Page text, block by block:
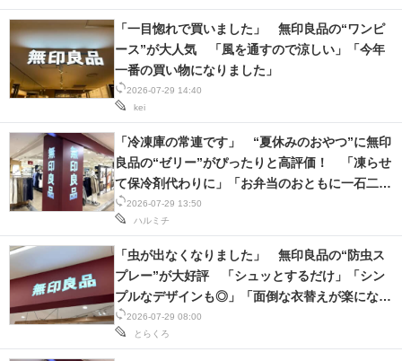
2026-07-29 14:40
kei
「一目惚れで買いました」 無印良品の“ワンピ
ース”が大人気 「風を通すので涼しい」「今年
一番の買い物になりました」
2026-07-29 13:50
ハルミチ
「冷凍庫の常連です」 “夏休みのおやつ”に無印
良品の“ゼリー”がぴったりと高評価！ 「凍らせ
て保冷剤代わりに」「お弁当のおともに一石二鳥
♪」
2026-07-29 08:00
とらくろ
「虫が出なくなりました」 無印良品の“防虫ス
プレー”が大好評 「シュッとするだけ」「シン
プルなデザインも◎」「面倒な衣替えが楽になっ
た」